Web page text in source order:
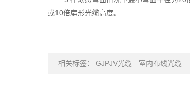
或10倍扁形光缆高度。
相关标签： GJPJV光缆 室内布线光缆